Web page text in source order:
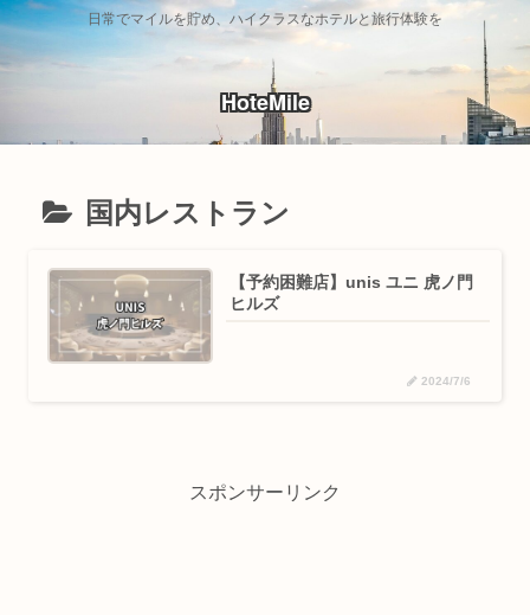
日常でマイルを貯め、ハイクラスなホテルと旅行体験を
HoteMile
国内レストラン
【予約困難店】unis ユニ 虎ノ門
ヒルズ
2024/7/6
スポンサーリンク